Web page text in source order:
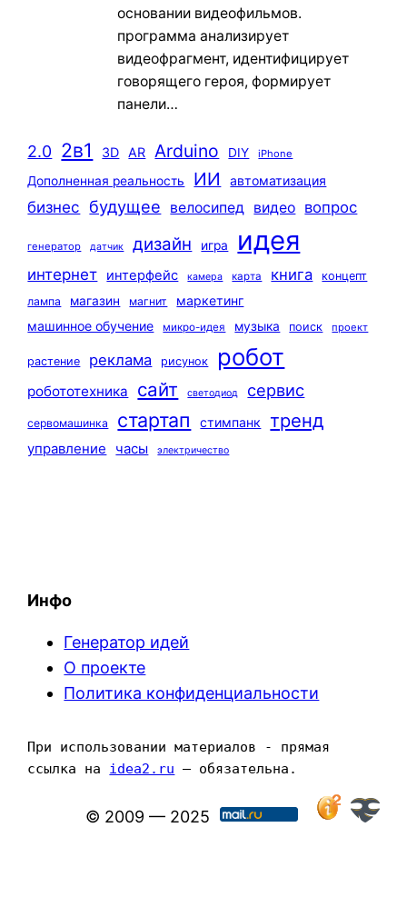
основании видеофильмов.
программа анализирует
видеофрагмент, идентифицирует
говорящего героя, формирует
панели…
2.0 2в1 3D AR Arduino DIY iPhone
Дополненная реальность ИИ автоматизация
бизнес будущее велосипед видео вопрос
генератор датчик дизайн игра идея
интернет интерфейс камера карта книга
концепт
лампа
магазин магнит
маркетинг
машинное обучение
микро-идея музыка поиск проект
растение реклама рисунок робот
робототехника сайт светодиод сервис
сервомашинка стартап стимпанк тренд
управление часы электричество
Инфо
Генератор идей
О проекте
Политика конфиденциальности
При использовании материалов - прямая
ссылка на idea2.ru — обязательна.
© 2009 — 2025